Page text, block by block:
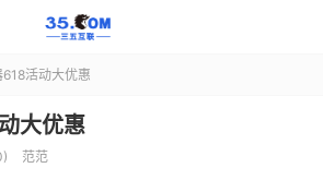
活动大优惠
大优惠
范范